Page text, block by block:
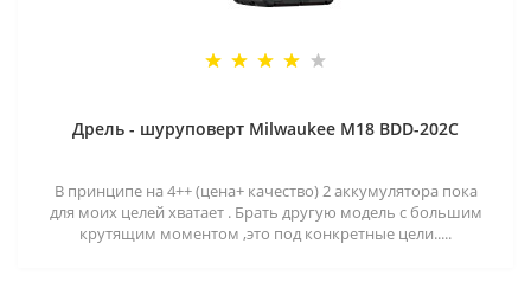
Дрель - шуруповерт Milwaukee M18 BDD-202C
В принципе на 4++ (цена+ качество) 2 аккумулятора пока
для моих целей хватает . Брать другую модель с большим
крутящим моментом ,это под конкретные цели.....